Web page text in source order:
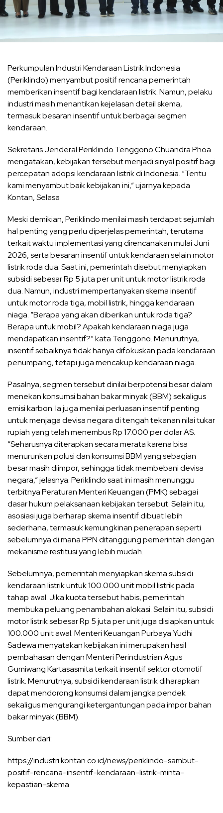
Perkumpulan Industri Kendaraan Listrik Indonesia
(Periklindo) menyambut positif rencana pemerintah
memberikan insentif bagi kendaraan listrik. Namun, pelaku
industri masih menantikan kejelasan detail skema,
termasuk besaran insentif untuk berbagai segmen
kendaraan.
Sekretaris Jenderal Periklindo Tenggono Chuandra Phoa
mengatakan, kebijakan tersebut menjadi sinyal positif bagi
percepatan adopsi kendaraan listrik di Indonesia. “Tentu
kami menyambut baik kebijakan ini,” ujarnya kepada
Kontan, Selasa
Meski demikian, Periklindo menilai masih terdapat sejumlah
hal penting yang perlu diperjelas pemerintah, terutama
terkait waktu implementasi yang direncanakan mulai Juni
2026, serta besaran insentif untuk kendaraan selain motor
listrik roda dua. Saat ini, pemerintah disebut menyiapkan
subsidi sebesar Rp 5 juta per unit untuk motor listrik roda
dua. Namun, industri mempertanyakan skema insentif
untuk motor roda tiga, mobil listrik, hingga kendaraan
niaga. “Berapa yang akan diberikan untuk roda tiga?
Berapa untuk mobil? Apakah kendaraan niaga juga
mendapatkan insentif?” kata Tenggono. Menurutnya,
insentif sebaiknya tidak hanya difokuskan pada kendaraan
penumpang, tetapi juga mencakup kendaraan niaga.
Pasalnya, segmen tersebut dinilai berpotensi besar dalam
menekan konsumsi bahan bakar minyak (BBM) sekaligus
emisi karbon. Ia juga menilai perluasan insentif penting
untuk menjaga devisa negara di tengah tekanan nilai tukar
rupiah yang telah menembus Rp 17.000 per dolar AS.
“Seharusnya diterapkan secara merata karena bisa
menurunkan polusi dan konsumsi BBM yang sebagian
besar masih diimpor, sehingga tidak membebani devisa
negara,” jelasnya. Periklindo saat ini masih menunggu
terbitnya Peraturan Menteri Keuangan (PMK) sebagai
dasar hukum pelaksanaan kebijakan tersebut. Selain itu,
asosiasi juga berharap skema insentif dibuat lebih
sederhana, termasuk kemungkinan penerapan seperti
sebelumnya di mana PPN ditanggung pemerintah dengan
mekanisme restitusi yang lebih mudah.
Sebelumnya, pemerintah menyiapkan skema subsidi
kendaraan listrik untuk 100.000 unit mobil listrik pada
tahap awal. Jika kuota tersebut habis, pemerintah
membuka peluang penambahan alokasi. Selain itu, subsidi
motor listrik sebesar Rp 5 juta per unit juga disiapkan untuk
100.000 unit awal. Menteri Keuangan Purbaya Yudhi
Sadewa menyatakan kebijakan ini merupakan hasil
pembahasan dengan Menteri Perindustrian Agus
Gumiwang Kartasasmita terkait insentif sektor otomotif
listrik. Menurutnya, subsidi kendaraan listrik diharapkan
dapat mendorong konsumsi dalam jangka pendek
sekaligus mengurangi ketergantungan pada impor bahan
bakar minyak (BBM).
Sumber dari:
https://industri.kontan.co.id/news/periklindo-sambut-
positif-rencana-insentif-kendaraan-listrik-minta-
kepastian-skema